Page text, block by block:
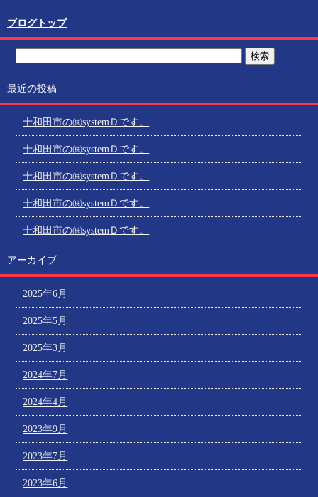
ブログトップ
最近の投稿
十和田市の㈱systemＤです。
十和田市の㈱systemＤです。
十和田市の㈱systemＤです。
十和田市の㈱systemＤです。
十和田市の㈱systemＤです。
アーカイブ
2025年6月
2025年5月
2025年3月
2024年7月
2024年4月
2023年9月
2023年7月
2023年6月